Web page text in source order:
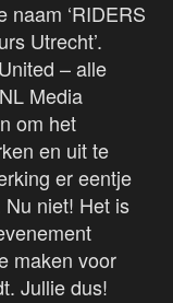
naam ‘RIDERS
Utrecht’.
– alle
Media
om het
en uit te
er eentje
niet! Het is
maken voor
Jullie dus!